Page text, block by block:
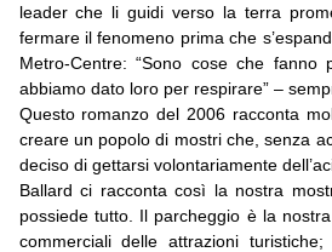
leader che li guidi verso la terra
fermare il fenomeno prima che
Metro-Centre: “Sono cose che
abbiamo dato loro per respirare” –
Questo romanzo del 2006 racconta
creare un popolo di mostri che, senza
deciso di gettarsi volontariamente
Ballard ci racconta così la nostra
possiede tutto. Il parcheggio è la
commerciali delle attrazioni